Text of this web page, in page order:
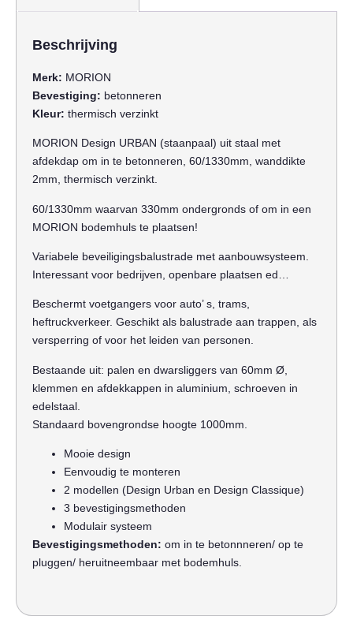
Beschrijving
Merk: MORION
Bevestiging: betonneren
Kleur: thermisch verzinkt
MORION Design URBAN (staanpaal) uit staal met
afdekdap om in te betonneren, 60/1330mm, wanddikte
2mm, thermisch verzinkt.
60/1330mm waarvan 330mm ondergronds of om in een
MORION bodemhuls te plaatsen!
Variabele beveiligingsbalustrade met aanbouwsysteem.
Interessant voor bedrijven, openbare plaatsen ed…
Beschermt voetgangers voor auto’ s, trams,
heftruckverkeer. Geschikt als balustrade aan trappen, als
versperring of voor het leiden van personen.
Bestaande uit: palen en dwarsliggers van 60mm Ø,
klemmen en afdekkappen in aluminium, schroeven in
edelstaal.
Standaard bovengrondse hoogte 1000mm.
Mooie design
Eenvoudig te monteren
2 modellen (Design Urban en Design Classique)
3 bevestigingsmethoden
Modulair systeem
Bevestigingsmethoden: om in te betonnneren/ op te
pluggen/ heruitneembaar met bodemhuls.